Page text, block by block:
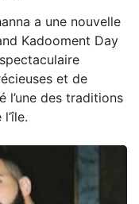
a une nouvelle
Kadooment Day
et de
l’une des traditions